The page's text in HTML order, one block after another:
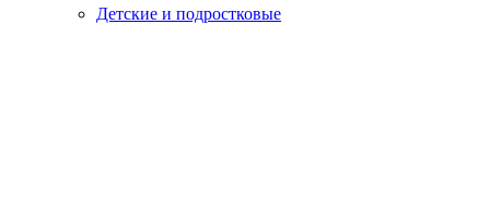
Детские и подростковые